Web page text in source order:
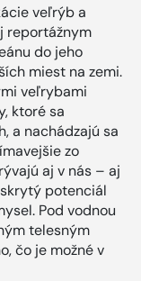
veľrýb a
reportážnym
do jeho
miest na zemi.
veľrybami
ktoré sa
a nachádzajú sa
zo
aj v nás – aj
potenciál
Pod vodnou
telesným
čo je možné v